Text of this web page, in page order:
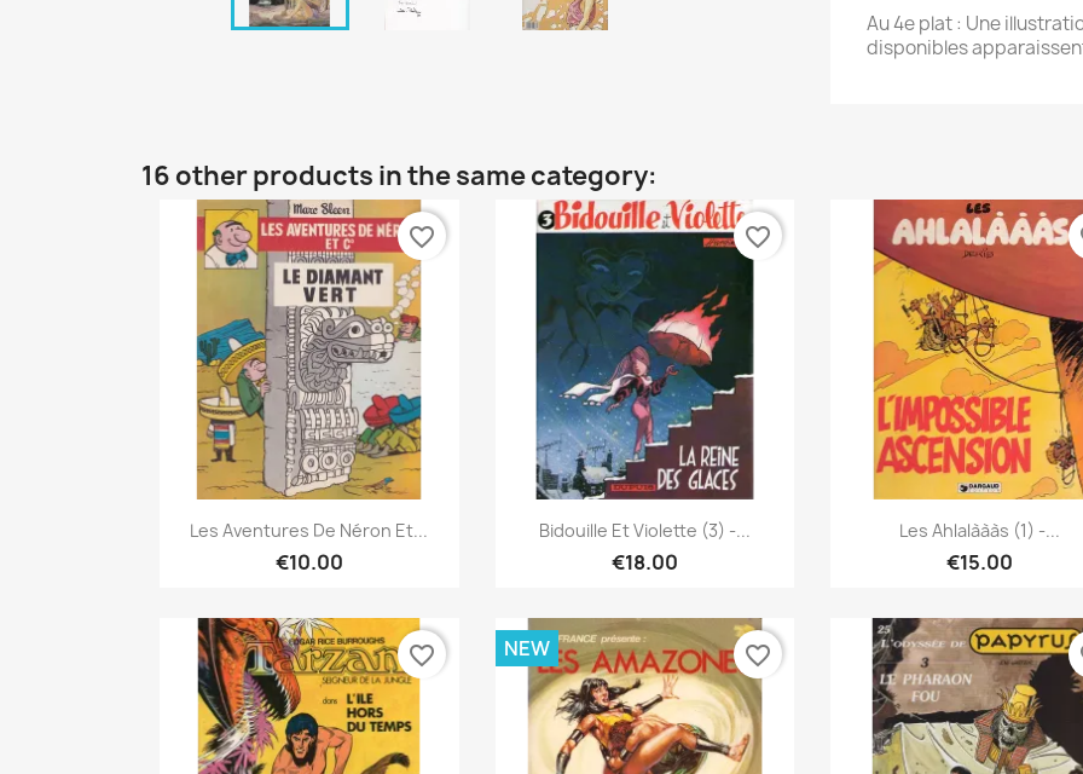
Au 4e plat : Une
disponibles
16 other products in the same category:
Quick view
Les Aventures De Néron Et...
€10.00
favorite_border
 Quick view
Bidouille Et Violette (3) -...
€18.00
favorite_border
Quick view
Les Ahlalàààs (1) -...
€15.00
favorite_border NEW favorite_border